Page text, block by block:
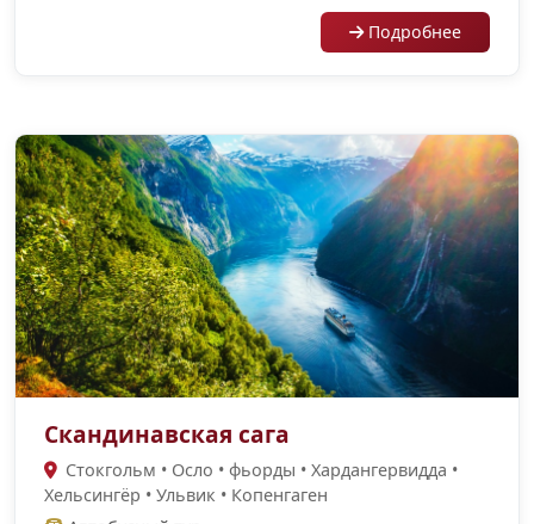
Подробнее
Скандинавская сага
Стокгольм • Осло • фьорды • Хардангервидда •
Хельсингёр • Ульвик • Копенгаген